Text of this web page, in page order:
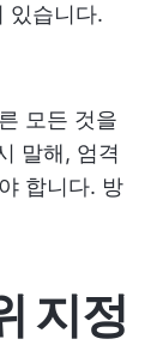
있습니다.
모든 것을
말해, 엄격
합니다. 방
지정